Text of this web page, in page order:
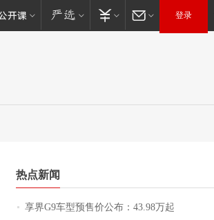
登录
热点新闻
享界G9车型预售价公布：43.98万起